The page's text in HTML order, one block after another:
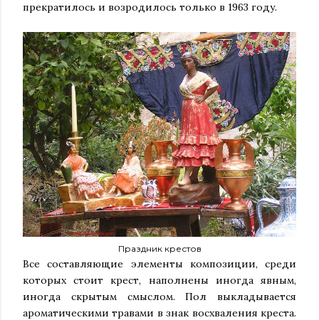
прекратилось и возродилось только в 1963 году.
Праздник крестов
Все составляющие элементы композиции, среди
которых стоит крест, наполнены иногда явным,
иногда скрытым смыслом. Пол выкладывается
ароматическими травами в знак восхваления креста.